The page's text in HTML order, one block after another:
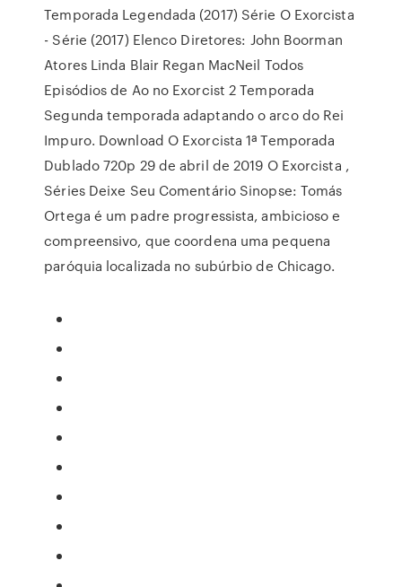
Temporada Legendada (2017) Série O Exorcista
- Série (2017) Elenco Diretores: John Boorman
Atores Linda Blair Regan MacNeil Todos
Episódios de Ao no Exorcist 2 Temporada
Segunda temporada adaptando o arco do Rei
Impuro. Download O Exorcista 1ª Temporada
Dublado 720p 29 de abril de 2019 O Exorcista ,
Séries Deixe Seu Comentário Sinopse: Tomás
Ortega é um padre progressista, ambicioso e
compreensivo, que coordena uma pequena
paróquia localizada no subúrbio de Chicago.